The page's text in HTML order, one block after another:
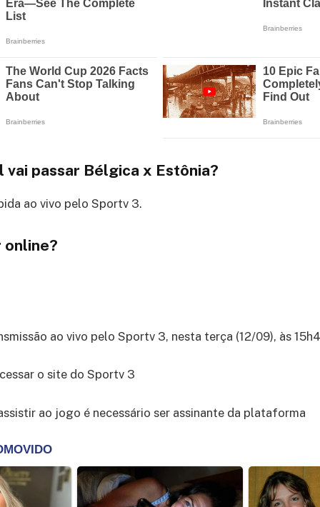
vai passar Bélgica x Estônia?
ao vivo pelo Sportv 3.
online?
ao vivo pelo Sportv 3, nesta terça (12/09), às
o site do Sportv 3
ao jogo é necessário ser assinante da plataforma